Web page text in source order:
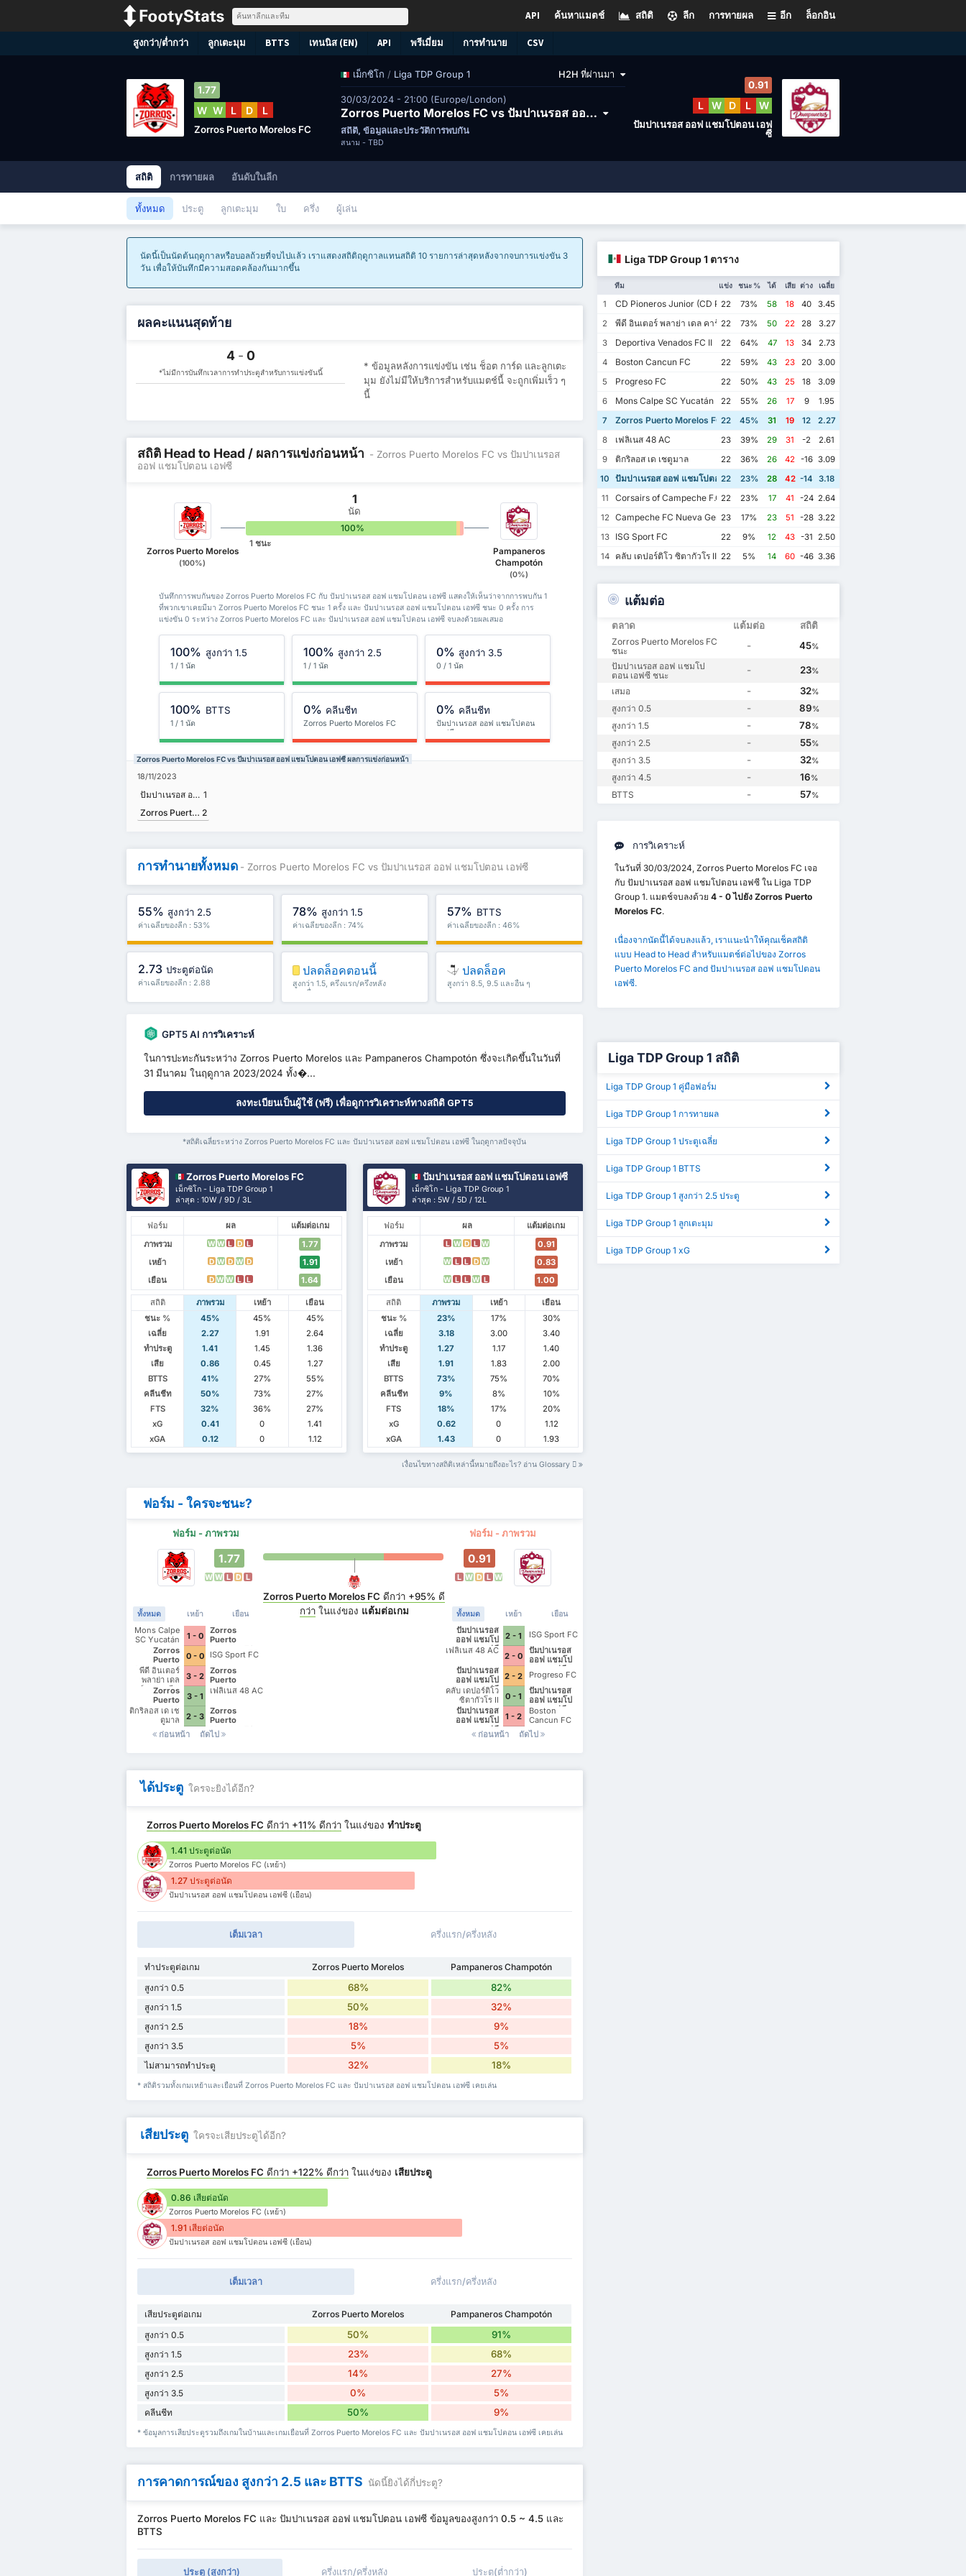
ล็อกอิน
อีก
การทายผล
ลีก
สถิติ
ค้นหาแมตช์
API
สูงกว่า/ต่ำกว่า ลูกเตะมุม BTTS เทนนิส (EN) API พรีเมี่ยม การทำนาย CSV
เม็กซิโก / Liga TDP Group 1 H2H ที่ผ่านมา
30/03/2024 - 21:00 (Europe/London)
Zorros Puerto Morelos FC vs ปัมปาเนรอส ออฟ แชมโปตอน เอฟซี
สถิติ, ข้อมูลและประวัติการพบกัน
สนาม - TBD
1.77
W W L D L
Zorros Puerto Morelos FC
0.91
L W D L W
ปัมปาเนรอส ออฟ แชมโปตอน เอฟ
ซี
สถิติ การทายผล อันดับในลีก
ทั้งหมด ประตู ลูกเตะมุม ใบ ครึ่ง ผู้เล่น
นัดนี้เป็นนัดต้นฤดูกาลหรือบอลถ้วยที่จบไปแล้ว เราแสดงสถิติฤดูกาลแทนสถิติ 10 รายการล่าสุดหลังจากจบการแข่งขัน 3
วัน เพื่อให้บันทึกมีความสอดคล้องกันมากขึ้น
ผลคะแนนสุดท้าย
4 - 0
*ไม่มีการบันทึกเวลาการทำประตูสำหรับการแข่งขันนี้
* ข้อมูลหลังการแข่งขัน เช่น ช็อต การ์ด และลูกเตะ
มุม ยังไม่มีให้บริการสำหรับแมตช์นี้ จะถูกเพิ่มเร็ว ๆ
นี้
สถิติ Head to Head / ผลการแข่งก่อนหน้า - Zorros Puerto Morelos FC vs ปัมปาเนรอส
ออฟ แชมโปตอน เอฟซี
Zorros Puerto Morelos
(100%)
1
นัด
100% 0%
0%
1 ชนะ
Pampaneros
Champotón
(0%)
บันทึกการพบกันของ Zorros Puerto Morelos FC กับ ปัมปาเนรอส ออฟ แชมโปตอน เอฟซี แสดงให้เห็นว่าจากการพบกัน 1
ที่พวกเขาเคยมีมา Zorros Puerto Morelos FC ชนะ 1 ครั้ง และ ปัมปาเนรอส ออฟ แชมโปตอน เอฟซี ชนะ 0 ครั้ง การ
แข่งขัน 0 ระหว่าง Zorros Puerto Morelos FC และ ปัมปาเนรอส ออฟ แชมโปตอน เอฟซี จบลงด้วยผลเสมอ
100% สูงกว่า 1.5
1 / 1 นัด
100% สูงกว่า 2.5
1 / 1 นัด
0% สูงกว่า 3.5
0 / 1 นัด
100% BTTS
1 / 1 นัด
0% คลีนชีท
Zorros Puerto Morelos FC
0% คลีนชีท
ปัมปาเนรอส ออฟ แชมโปตอน
เอฟซี
Zorros Puerto Morelos FC vs ปัมปาเนรอส ออฟ แชมโปตอน เอฟซี ผลการแข่งก่อนหน้า
18/11/2023
ปัมปาเนรอส ออฟ แชมโปตอน เอฟซี 1
Zorros Puerto Morelos FC 2
การทำนายทั้งหมด - Zorros Puerto Morelos FC vs ปัมปาเนรอส ออฟ แชมโปตอน เอฟซี
55% สูงกว่า 2.5
ค่าเฉลี่ยของลีก : 53%
78% สูงกว่า 1.5
ค่าเฉลี่ยของลีก : 74%
57% BTTS
ค่าเฉลี่ยของลีก : 46%
2.73 ประตูต่อนัด
ค่าเฉลี่ยของลีก : 2.88
ปลดล็อคตอนนี้
สูงกว่า 1.5, ครึ่งแรก/ครึ่งหลัง
และอื่น ๆ
ปลดล็อค
สูงกว่า 8.5, 9.5 และอื่น ๆ
GPT5 AI การวิเคราะห์
ในการปะทะกันระหว่าง Zorros Puerto Morelos และ Pampaneros Champotón ซึ่งจะเกิดขึ้นในวันที่
31 มีนาคม ในฤดูกาล 2023/2024 ทั้ง�...
ลงทะเบียนเป็นผู้ใช้ (ฟรี) เพื่อดูการวิเคราะห์ทางสถิติ GPT5
*สถิติเฉลี่ยระหว่าง Zorros Puerto Morelos FC และ ปัมปาเนรอส ออฟ แชมโปตอน เอฟซี ในฤดูกาลปัจจุบัน
Zorros Puerto Morelos FC
เม็กซิโก - Liga TDP Group 1
ล่าสุด : 10W / 9D / 3L
ฟอร์ม ผล
แต้มต่อเกม
ภาพรวม
W W L D L
1.77
เหย้า
D W D W D
1.91
เยือน
D W W L L 1.64
สถิติ ภาพรวม เหย้า
เยือน
ชนะ %
45% 45%
45%
เฉลี่ย
2.27 1.91
2.64
ทำประตู
1.41 1.45
1.36
เสีย
0.86 0.45
1.27
BTTS
41% 27%
55%
คลีนชีท
50% 73%
27%
FTS
32% 36%
27%
xG
0.41 0
1.41
xGA
0.12 0 1.12
ปัมปาเนรอส ออฟ แชมโปตอน เอฟซี
เม็กซิโก - Liga TDP Group 1
ล่าสุด : 5W / 5D / 12L
ฟอร์ม ผล
แต้มต่อเกม
ภาพรวม
L W D L W
0.91
เหย้า
W L L D W
0.83
เยือน
W L L W L 1.00
สถิติ ภาพรวม เหย้า
เยือน
ชนะ %
23% 17%
30%
เฉลี่ย
3.18 3.00
3.40
ทำประตู
1.27 1.17
1.40
เสีย
1.91 1.83
2.00
BTTS
73% 75%
70%
คลีนชีท
9% 8%
10%
FTS
18% 17%
20%
xG
0.62 0
1.12
xGA
1.43 0 1.93
เงื่อนไขทางสถิติเหล่านี้หมายถึงอะไร? อ่าน Glossary
ฟอร์ม - ใครจะชนะ?
ฟอร์ม - ภาพรวม ฟอร์ม - ภาพรวม
1.77
W W L D L
ทั้งหมด เหย้า เยือน
Mons Calpe
SC Yucatán
1 - 0
Zorros
Puerto
Zorros
Puerto
Morelos FC
0 - 0
ISG Sport FC
พีดี อินเตอร์
พลาย่า เดล
คาร์เมน เอซี II
3 - 2
Zorros
Puerto
Morelos FC
Zorros
Puerto
Morelos FC
3 - 1
เฟลิเนส 48 AC
ติกริลอส เด เช
ตูมาล
2 - 3
Zorros
Puerto
Morelos FC
ก่อนหน้า ถัดไป
Zorros Puerto Morelos FC ดีกว่า +95% ดี
กว่าในแง่ของ แต้มต่อเกม
0.91
L W D L W
ทั้งหมด เหย้า เยือน
ปัมปาเนรอส
ออฟ แชมโป
ตอน เอฟซี
2 - 1
ISG Sport FC
เฟลิเนส 48 AC
2 - 0
ปัมปาเนรอส
ออฟ แชมโป
ตอน เอฟซี
ปัมปาเนรอส
ออฟ แชมโป
ตอน เอฟซี
2 - 2
Progreso FC
คลับ เดปอร์ติโว
ซิตากัวโร II
0 - 1
ปัมปาเนรอส
ออฟ แชมโป
ตอน เอฟซี
ปัมปาเนรอส
ออฟ แชมโป
ตอน เอฟซี
1 - 2
Boston
Cancun FC
ก่อนหน้า
ถัดไป
ได้ประตู ใครจะยิงได้อีก?
Zorros Puerto Morelos FC ดีกว่า +11% ดีกว่า ในแง่ของทำประตู
1.41 ประตูต่อนัด
Zorros Puerto Morelos FC (เหย้า)
1.27 ประตูต่อนัด
ปัมปาเนรอส ออฟ แชมโปตอน เอฟซี (เยือน)
เต็มเวลา ครึ่งแรก/ครึ่งหลัง
ทำประตูต่อเกม Zorros Puerto Morelos
Pampaneros Champotón
สูงกว่า 0.5
68% 82%
สูงกว่า 1.5 50% 32%
สูงกว่า 2.5 18% 9%
สูงกว่า 3.5 5% 5%
ไม่สามารถทำประตู 32% 18%
* สถิติรวมทั้งเกมเหย้าและเยือนที่ Zorros Puerto Morelos FC และ ปัมปาเนรอส ออฟ แชมโปตอน เอฟซี เคยเล่น
เสียประตู ใครจะเสียประตูได้อีก?
Zorros Puerto Morelos FC ดีกว่า +122% ดีกว่า ในแง่ของ เสียประตู
0.86 เสียต่อนัด
Zorros Puerto Morelos FC (เหย้า)
1.91 เสียต่อนัด
ปัมปาเนรอส ออฟ แชมโปตอน เอฟซี (เยือน)
เต็มเวลา ครึ่งแรก/ครึ่งหลัง
เสียประตูต่อเกม Zorros Puerto Morelos
Pampaneros Champotón
สูงกว่า 0.5
50% 91%
สูงกว่า 1.5 23% 68%
สูงกว่า 2.5 14% 27%
สูงกว่า 3.5 0% 5%
คลีนชีท 50% 9%
* ข้อมูลการเสียประตูรวมถึงเกมในบ้านและเกมเยือนที่ Zorros Puerto Morelos FC และ ปัมปาเนรอส ออฟ แชมโปตอน เอฟซี เคยเล่น
การคาดการณ์ของ สูงกว่า 2.5 และ BTTS นัดนี้ยิงได้กี่ประตู?
Zorros Puerto Morelos FC และ ปัมปาเนรอส ออฟ แชมโปตอน เอฟซี ข้อมูลของสูงกว่า 0.5 ~ 4.5 และ
BTTS
ประตู (สูงกว่า) ครึ่งแรก/ครึ่งหลัง ประตู(ต่ำกว่า)
Liga TDP Group 1 ตาราง
ทีม แข่ง ชนะ % ได้ เสีย ต่าง เฉลี่ย
1 CD Pioneros Junior (CD Pioneros de Cancún II)
22 73% 58 18 40
3.45
2
พีดี อินเตอร์ พลาย่า เดล คาร์เมน เอซี II
22 73% 50 22 28
3.27
3
Deportiva Venados FC II 22 64% 47 13 34
2.73
4
Boston Cancun FC 22 59% 43 23 20
3.00
5
Progreso FC 22 50% 43 25 18
3.09
6
Mons Calpe SC Yucatán 22 55% 26 17 9
1.95
7
Zorros Puerto Morelos FC22 45% 31 19 12
2.27
8
เฟลิเนส 48 AC 23 39% 29 31 -2
2.61
9
ติกริลอส เด เชตูมาล 22 36% 26 42 -16 3.09
10
ปัมปาเนรอส ออฟ แชมโปตอน เอฟซี
22 23% 28 42 -14
3.18
11
Corsairs of Campeche F.C.22 23% 17 41 -24 2.64
12
Campeche FC Nueva Generación
23 17% 23 51 -28 3.22
13
ISG Sport FC 22 9% 12 43 -31 2.50
14
คลับ เดปอร์ติโว ซิตากัวโร II 22 5% 14 60 -46 3.36
แต้มต่อ
ตลาด แต้มต่อ สถิติ
Zorros Puerto Morelos FC
ชนะ
- 45%
ปัมปาเนรอส ออฟ แชมโป
ตอน เอฟซี ชนะ
- 23%
เสมอ - 32%
สูงกว่า 0.5 - 89%
สูงกว่า 1.5 - 78%
สูงกว่า 2.5 - 55%
สูงกว่า 3.5 - 32%
สูงกว่า 4.5 - 16%
BTTS - 57%
การวิเคราะห์
ในวันที่ 30/03/2024, Zorros Puerto Morelos FC เจอ
กับ ปัมปาเนรอส ออฟ แชมโปตอน เอฟซี ใน Liga TDP
Group 1. แมตช์จบลงด้วย 4 - 0 ไปยัง Zorros Puerto
Morelos FC.
เนื่องจากนัดนี้ได้จบลงแล้ว, เราแนะนำให้คุณเช็คสถิติ
แบบ Head to Head สำหรับแมตช์ต่อไปของ Zorros
Puerto Morelos FC and ปัมปาเนรอส ออฟ แชมโปตอน
เอฟซี.
Liga TDP Group 1 สถิติ
Liga TDP Group 1 คู่มือฟอร์ม
Liga TDP Group 1 การทายผล
Liga TDP Group 1 ประตูเฉลี่ย
Liga TDP Group 1 BTTS
Liga TDP Group 1 สูงกว่า 2.5 ประตู
Liga TDP Group 1 ลูกเตะมุม
Liga TDP Group 1 xG